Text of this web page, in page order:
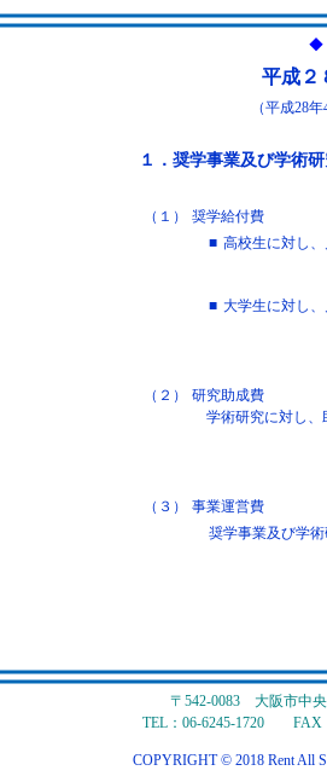
◆
平成
（平成28
１．奨学事業及び学術
（１）
奨学給付費
■ 高校生に対し
■ 大学生に対し
（２）
研究助成費
学術研究に対し、
（３）
事業運営費
奨学事業及び学
〒542-0083 大阪市中
TEL：06-6245-1720 FAX
COPYRIGHT © 2018 Rent All